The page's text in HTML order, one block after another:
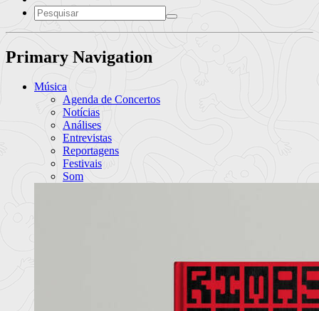
Primary Navigation
Música
Agenda de Concertos
Notícias
Análises
Entrevistas
Reportagens
Festivais
Som